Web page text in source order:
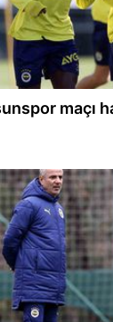
maçı